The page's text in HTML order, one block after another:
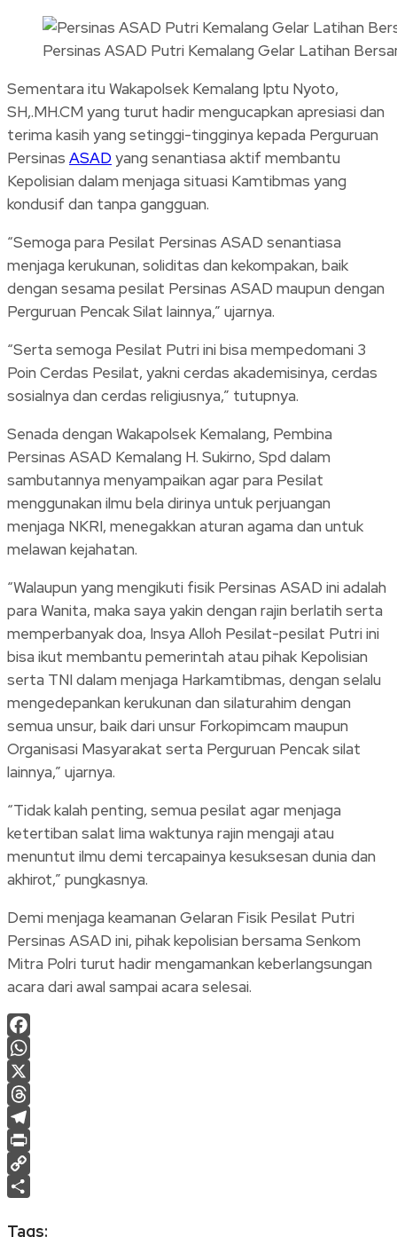
Persinas ASAD Putri Kemalang Gelar Latihan
Sementara itu Wakapolsek Kemalang Iptu Nyoto,
SH,.MH.CM yang turut hadir mengucapkan apresiasi dan
terima kasih yang setinggi-tingginya kepada Perguruan
Persinas ASAD yang senantiasa aktif membantu
Kepolisian dalam menjaga situasi Kamtibmas yang
kondusif dan tanpa gangguan.
“Semoga para Pesilat Persinas ASAD senantiasa
menjaga kerukunan, soliditas dan kekompakan, baik
dengan sesama pesilat Persinas ASAD maupun dengan
Perguruan Pencak Silat lainnya,” ujarnya.
“Serta semoga Pesilat Putri ini bisa mempedomani 3
Poin Cerdas Pesilat, yakni cerdas akademisinya, cerdas
sosialnya dan cerdas religiusnya,” tutupnya.
Senada dengan Wakapolsek Kemalang, Pembina
Persinas ASAD Kemalang H. Sukirno, Spd dalam
sambutannya menyampaikan agar para Pesilat
menggunakan ilmu bela dirinya untuk perjuangan
menjaga NKRI, menegakkan aturan agama dan untuk
melawan kejahatan.
“Walaupun yang mengikuti fisik Persinas ASAD ini adalah
para Wanita, maka saya yakin dengan rajin berlatih serta
memperbanyak doa, Insya Alloh Pesilat-pesilat Putri ini
bisa ikut membantu pemerintah atau pihak Kepolisian
serta TNI dalam menjaga Harkamtibmas, dengan selalu
mengedepankan kerukunan dan silaturahim dengan
semua unsur, baik dari unsur Forkopimcam maupun
Organisasi Masyarakat serta Perguruan Pencak silat
lainnya,” ujarnya.
“Tidak kalah penting, semua pesilat agar menjaga
ketertiban salat lima waktunya rajin mengaji atau
menuntut ilmu demi tercapainya kesuksesan dunia dan
akhirot,” pungkasnya.
Demi menjaga keamanan Gelaran Fisik Pesilat Putri
Persinas ASAD ini, pihak kepolisian bersama Senkom
Mitra Polri turut hadir mengamankan keberlangsungan
acara dari awal sampai acara selesai.
Facebook
WhatsApp
X
Threads
Telegram
Print
Copy
Tags: